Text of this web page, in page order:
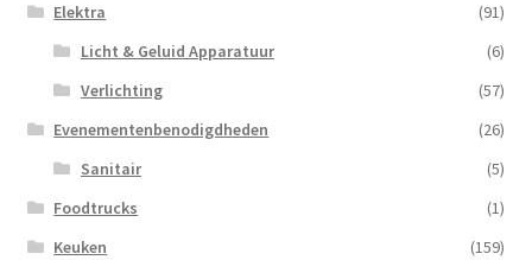
Elektra
(91)
Licht & Geluid Apparatuur
(6)
Verlichting
(57)
Evenementenbenodigdheden
(26)
Sanitair
(5)
Foodtrucks
(1)
Keuken
(159)